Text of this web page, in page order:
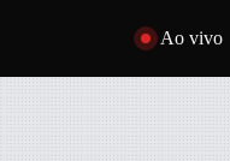
Pular para o
Ao vivo